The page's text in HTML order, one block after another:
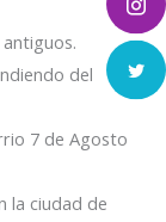
del
7 de Agosto
la ciudad de